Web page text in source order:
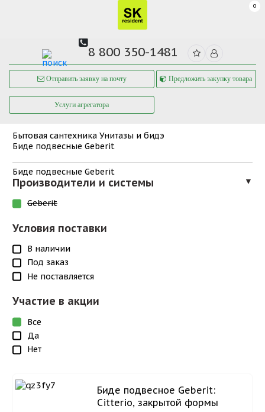
0
8 800 350-1481
Отправить заявку на почту Предложить закупку товара
Услуги агрегатора
Бытовая сантехника Унитазы и бидэ
Биде подвесные Geberit
Производители и системы ▼
Geberit
Условия поставки
В наличии
Под заказ
Не поставляется
Участие в акции
Все
Да
Нет
Биде подвесные Geberit
Биде подвесное Geberit:
Citterio, закрытой формы